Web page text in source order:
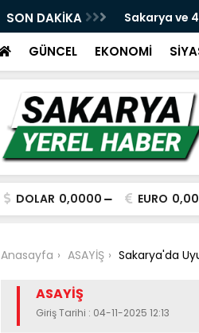
SON DAKİKA
Sakarya ve
yakalandı
GÜNCEL EKONOMİ
DOLAR 0,0000 EURO
Anasayfa ASAYİŞ Sakarya'da
ASAYİŞ
Giriş Tarihi : 04-11-2025 12:13